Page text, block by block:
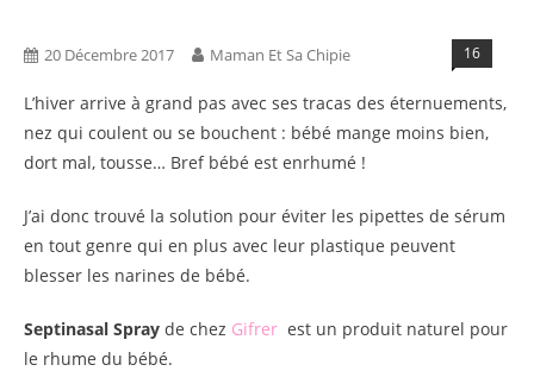
20 Décembre 2017 Maman Et Sa Chipie 16
L’hiver arrive à grand pas avec ses tracas des éternuements,
nez qui coulent ou se bouchent : bébé mange moins bien,
dort mal, tousse… Bref bébé est enrhumé !
J’ai donc trouvé la solution pour éviter les pipettes de sérum
en tout genre qui en plus avec leur plastique peuvent
blesser les narines de bébé.
Septinasal Spray de chez Gifrer est un produit naturel pour
le rhume du bébé.